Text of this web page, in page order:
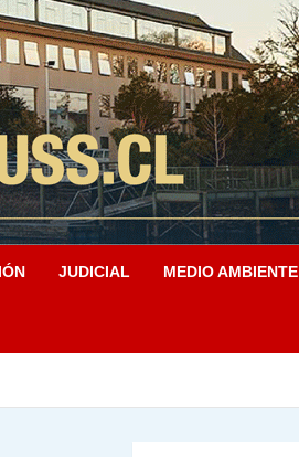
JUDICIAL MEDIO AMBIENTE